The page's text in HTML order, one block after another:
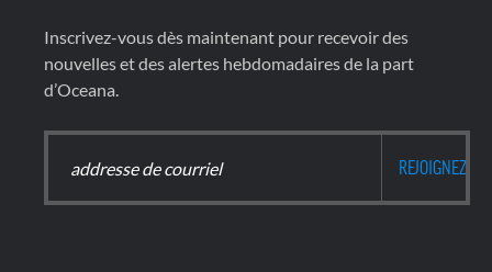
Inscrivez-vous dès maintenant pour recevoir des
nouvelles et des alertes hebdomadaires de la part
d’Oceana.